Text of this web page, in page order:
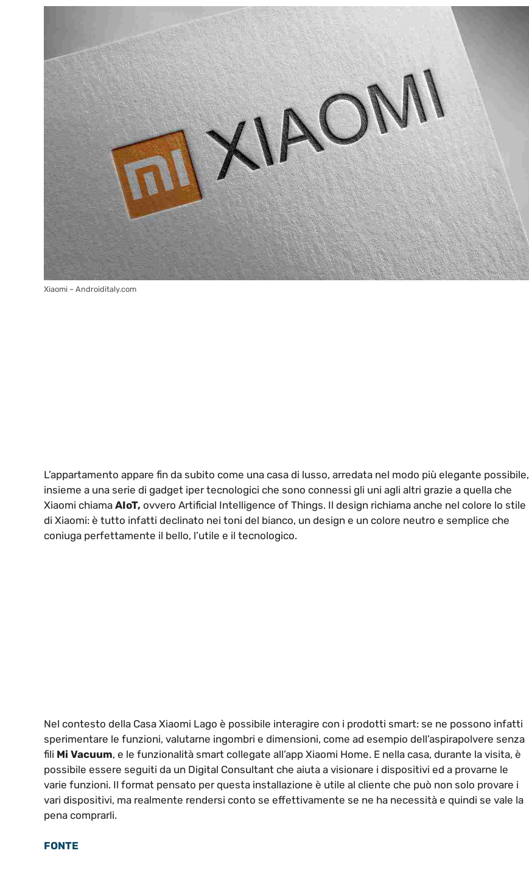
Xiaomi – Androiditaly.com
L’appartamento appare fin da subito come una casa di lusso, arredata nel modo più elegante possibile,
insieme a una serie di gadget iper tecnologici che sono connessi gli uni agli altri grazie a quella che
Xiaomi chiama AIoT, ovvero Artificial Intelligence of Things. Il design richiama anche nel colore lo stile
di Xiaomi: è tutto infatti declinato nei toni del bianco, un design e un colore neutro e semplice che
coniuga perfettamente il bello, l’utile e il tecnologico.
Nel contesto della Casa Xiaomi Lago è possibile interagire con i prodotti smart: se ne possono infatti
sperimentare le funzioni, valutarne ingombri e dimensioni, come ad esempio dell’aspirapolvere senza
fili Mi Vacuum, e le funzionalità smart collegate all’app Xiaomi Home. E nella casa, durante la visita, è
possibile essere seguiti da un Digital Consultant che aiuta a visionare i dispositivi ed a provarne le
varie funzioni. Il format pensato per questa installazione è utile al cliente che può non solo provare i
vari dispositivi, ma realmente rendersi conto se effettivamente se ne ha necessità e quindi se vale la
pena comprarli.
FONTE